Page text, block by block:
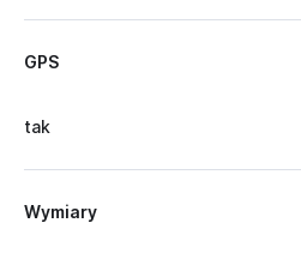
GPS
tak
Wymiary